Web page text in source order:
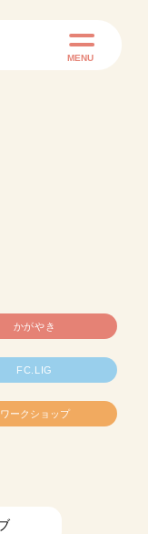
MENU
かがやき
FC.LIG
ワークショップ